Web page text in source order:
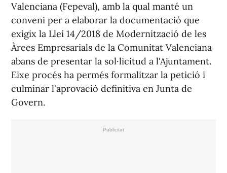
Valenciana (Fepeval), amb la qual manté un
conveni per a elaborar la documentació que
exigix la Llei 14/2018 de Modernització de les
Àrees Empresarials de la Comunitat Valenciana
abans de presentar la sol·licitud a l'Ajuntament.
Eixe procés ha permés formalitzar la petició i
culminar l'aprovació definitiva en Junta de
Govern.